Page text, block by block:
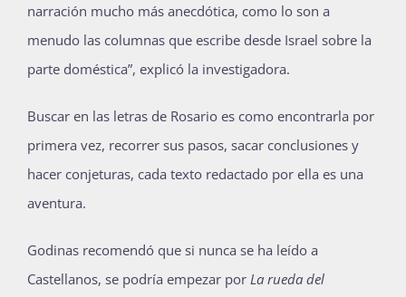
narración mucho más anecdótica, como lo son a
menudo las columnas que escribe desde Israel sobre la
parte doméstica”, explicó la investigadora.
Buscar en las letras de Rosario es como encontrarla por
primera vez, recorrer sus pasos, sacar conclusiones y
hacer conjeturas, cada texto redactado por ella es una
aventura.
Godinas recomendó que si nunca se ha leído a
Castellanos, se podría empezar por La rueda del